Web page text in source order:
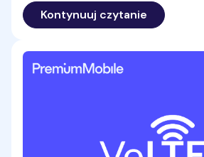
Kontynuuj czytanie